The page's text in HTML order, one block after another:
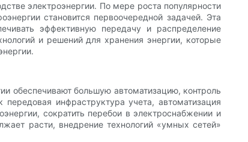
электроэнергии. По мере роста популярности
становится первоочередной задачей. Эта
эффективную передачу и распределение
и решений для хранения энергии, которые
обеспечивают большую автоматизацию, контроль
инфраструктура учета, автоматизация
сократить перебои в электроснабжении и
расти, внедрение технологий «умных сетей»